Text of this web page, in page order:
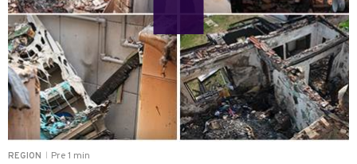
REGION Pre 1 min